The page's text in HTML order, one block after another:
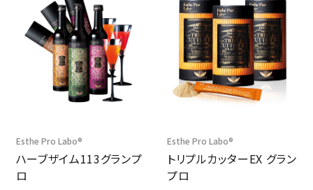
Esthe Pro Labo®
ハーブザイム113グランプ
ロ
Esthe Pro Labo®
トリプルカッターEX グラン
プロ